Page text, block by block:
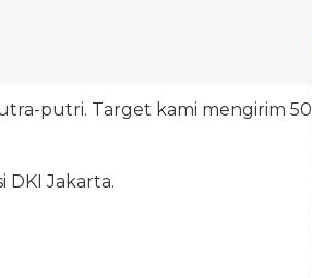
putri. Target kami mengirim 50
DKI Jakarta.